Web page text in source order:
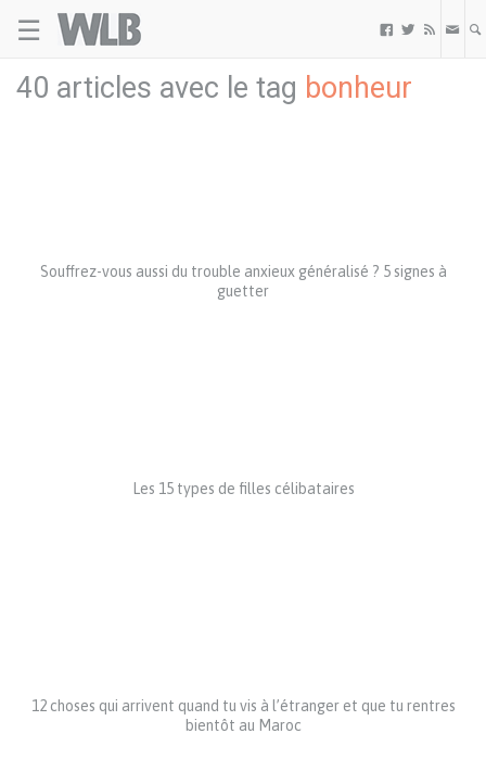
☰   
40 articles avec le tag bonheur
Souffrez-vous aussi du trouble anxieux généralisé ? 5 signes à
guetter
Les 15 types de filles célibataires
12 choses qui arrivent quand tu vis à l’étranger et que tu rentres
bientôt au Maroc